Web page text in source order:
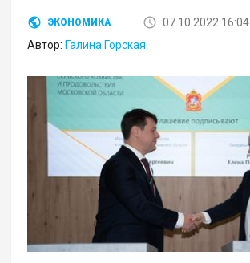
ЭКОНОМИКА
07.10.2022 16:04
Автор: Галина Горская